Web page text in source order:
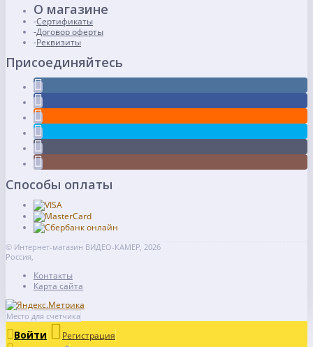
О магазине
Сертификаты
Договор оферты
Реквизиты
Присоединяйтесь
Способы оплаты
© Интернет-магазин ВИДЕО-КАМЕР, 2026
Россия,
Контакты
Карта сайта
Место для счетчика
Войти
Регистрация